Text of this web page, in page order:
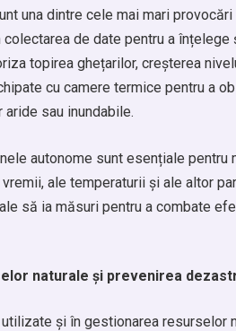
una dintre cele mai mari
colectarea de date pentru a
topirea ghețarilor, creșterea
cu camere termice pentru a
sau inundabile.
autonome sunt esențiale
ale temperaturii și ale altor
să ia măsuri pentru a combate
naturale și prevenirea
și în gestionarea resurselor